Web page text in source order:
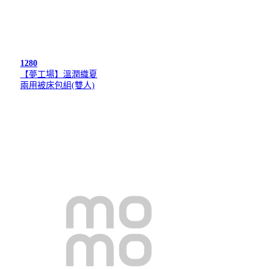
1280
【夢工場】溫潤織夏
兩用被床包組(雙人)